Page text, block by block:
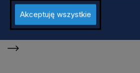
Szlaki
Akceptuję wszystkie